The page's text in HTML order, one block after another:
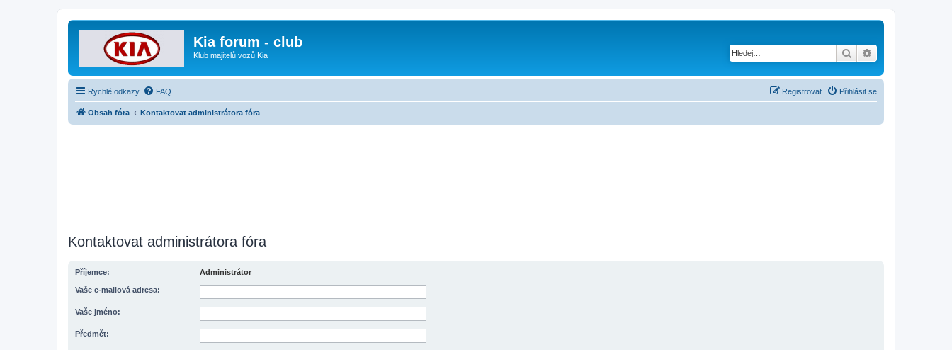
Kia forum - club
Klub majitelů vozů Kia Hledat
Rychlé odkazy FAQ Přihlásit se
Registrovat
Obsah fóra Kontaktovat administrátora fóra
Kontaktovat administrátora fóra
Příjemce: Administrátor
Vaše e-mailová adresa:
Vaše jméno:
Předmět: